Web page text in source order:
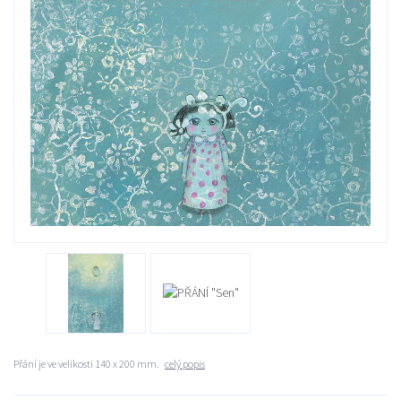
Přání je ve velikosti 140 x 200 mm. celý popis